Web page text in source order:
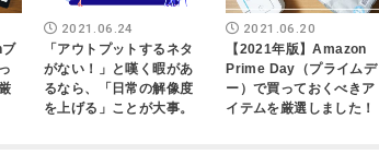
ブ
2021.06.24
「アウトプットするネタ
がない！」と嘆く暇があ
るなら、「日常の解像度
を上げる」ことが大事。
2021.06.20
【2021年版】Amazon
Prime Day（プライムデ
ー）で買っておくべきア
イテムを厳選しました！